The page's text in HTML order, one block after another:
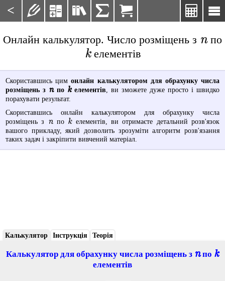
< 

    
Онлайн калькулятор. Число розміщень з nпо
kелементів
Скориставшись цимонлайн калькулятором для обрахунку числа
розміщень з nпо kелементів , ви зможете дуже просто і швидко
порахувати результат.
Скориставшись онлайн калькулятором для обрахунку числа
розміщень з nпо kелементів, ви отримаєте детальний розв'язок
вашого прикладу, який дозволить зрозуміти алгоритм розв'язання
таких задач і закріпити вивчений матеріал.
Калькулятор Інструкція Теорія
Калькулятор для обрахунку числа розміщень з nпо k
елементів